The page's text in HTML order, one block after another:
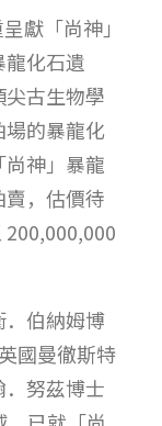
獻「尚神」
化石遺
古生物學
的暴龍化
神」暴龍
，估價待
伯納姆博
國曼徹斯特
努茲博士